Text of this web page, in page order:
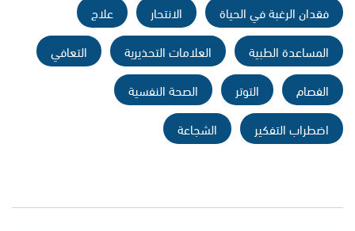
فقدان الرغبة في الحياة الانتحار
علاج
المساعدة الطبية
العلامات التحذيرية
التعافي
الفصام
التوتر
الصحة النفسية
اضطراب التفكير
الشجاعة